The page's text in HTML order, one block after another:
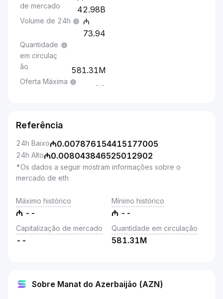
de mercado
42.98B
Volume de 24h
73.94
Quantidade
em circulaç
ão
581.31M
Oferta Máxima --
Referência
24h Baixo₼0.007876154415177005
24h Alto₼0.008043846525012902
*Os dados a seguir mostram informações sobre o
mercado de eth
Máximo histórico
₼ --
Mínimo histórico
₼ --
Capitalização de mercado
--
Quantidade em circulação
581.31M
Sobre Manat do Azerbaijão (AZN)